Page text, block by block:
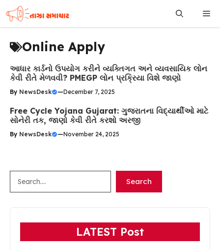
to
content
Online Apply
આધાર કાર્ડનો ઉપયોગ કરીને વ્યક્તિગત અને વ્યવસાયિક લોન
કેવી રીતે મેળવવી? PMEGP લોન પ્રક્રિયા વિશે જાણો
By NewsDesk —December 7, 2025
Free Cycle Yojana Gujarat: ગુજરાતના વિદ્યાર્થીઓ માટે
સોનેરી તક, જાણો કેવી રીતે કરશો અરજી
By NewsDesk —November 24, 2025
Search
LATEST Post